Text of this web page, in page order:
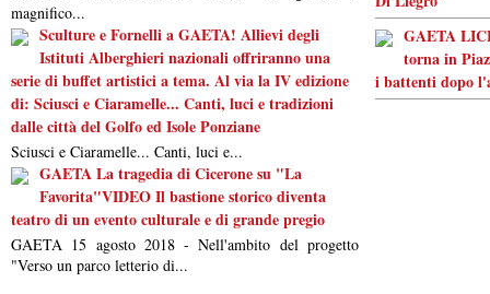
magnifico...
Sculture e Fornelli a GAETA! Allievi degli
Istituti Alberghieri nazionali offriranno una
serie di buffet artistici a tema. Al via la IV edizione
di: Sciusci e Ciaramelle... Canti, luci e tradizioni
dalle città del Golfo ed Isole Ponziane
Sciusci e Ciaramelle... Canti, luci e...
GAETA La tragedia di Cicerone su "La
Favorita"VIDEO Il bastione storico diventa
teatro di un evento culturale e di grande pregio
GAETA 15 agosto 2018 - Nell'ambito del progetto
"Verso un parco letterio di...
GAETA
torna in
i battenti dopo